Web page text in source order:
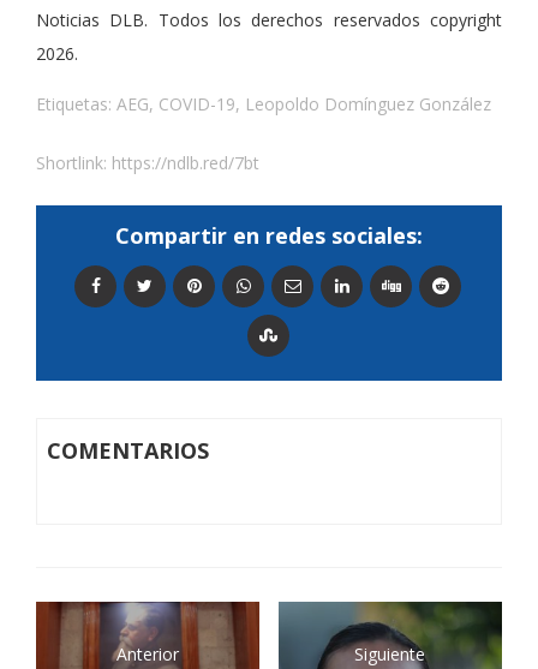
Noticias DLB. Todos los derechos reservados copyright
2026.
Etiquetas: AEG, COVID-19, Leopoldo Domínguez González
Shortlink: https://ndlb.red/7bt
Compartir en redes sociales:
COMENTARIOS
Anterior Siguiente